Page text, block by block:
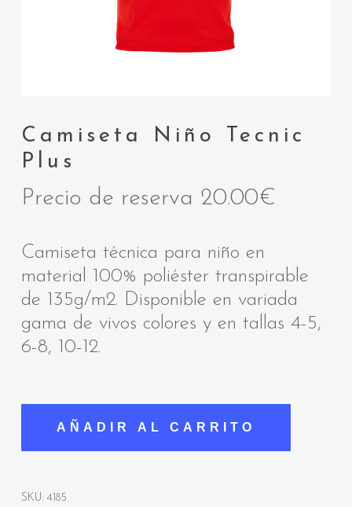
Camiseta Niño Tecnic
Plus
Precio de reserva 20.00€
Camiseta técnica para niño en
material 100% poliéster transpirable
de 135g/m2. Disponible en variada
gama de vivos colores y en tallas 4-5,
6-8, 10-12.
AÑADIR AL CARRITO
SKU: 4185